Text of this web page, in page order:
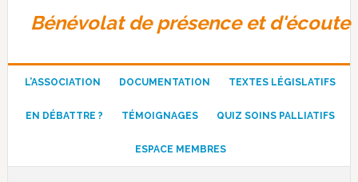
Bénévolat de présence et d'écoute
L’ASSOCIATION DOCUMENTATION TEXTES LÉGISLATIFS
EN DÉBATTRE ? TÉMOIGNAGES QUIZ SOINS PALLIATIFS
ESPACE MEMBRES